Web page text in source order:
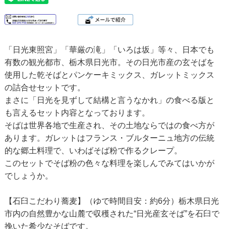
「日光東照宮」「華厳の滝」「いろは坂」等々、日本でも
有数の観光都市、栃木県日光市。その日光市産の玄そばを
使用した乾そばとパンケーキミックス、ガレットミックス
の詰合せセットです。
まさに「日光を見ずして結構と言うなかれ」の食べる版と
も言えるセット内容となっております。
そばは世界各地で生産され、その土地ならではの食べ方が
あります。ガレットはフランス・ブルターニュ地方の伝統
的な郷土料理で、いわばそば粉で作るクレープ。
このセットでそば粉の色々な料理を楽しんでみてはいかが
でしょうか。
【石臼こだわり蕎麦】（ゆで時間目安：約6分）栃木県日光
市内の自然豊かな山麓で収穫された“日光産玄そば”を石臼で
挽いた希少なそばです。